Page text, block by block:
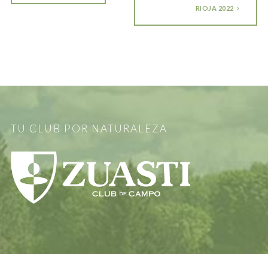
RIOJA 2022
TU CLUB POR NATURALEZA